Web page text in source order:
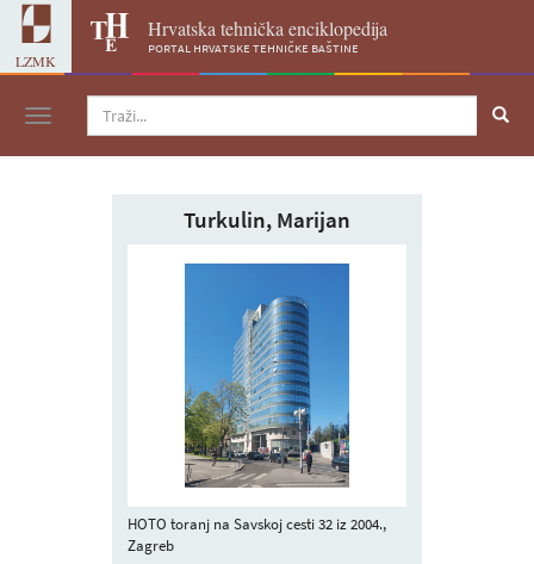
LZMK
Hrvatska tehnička enciklopedija
portal hrvatske tehničke baštine
Navigacija
Turkulin, Marijan
HOTO toranj na Savskoj cesti 32 iz 2004.,
Zagreb